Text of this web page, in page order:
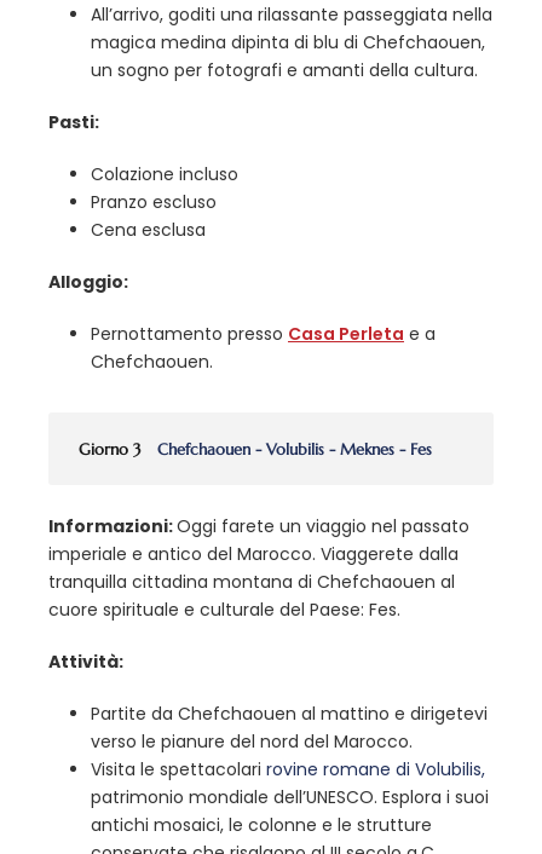
All’arrivo, goditi una rilassante passeggiata nella
magica medina dipinta di blu di Chefchaouen,
un sogno per fotografi e amanti della cultura.
Pasti:
Colazione incluso
Pranzo escluso
Cena esclusa
Alloggio:
Pernottamento presso Casa Perleta e a
Chefchaouen.
Giorno 3 Chefchaouen - Volubilis - Meknes - Fes
Informazioni:Oggi farete un viaggio nel passato
imperiale e antico del Marocco. Viaggerete dalla
tranquilla cittadina montana di Chefchaouen al
cuore spirituale e culturale del Paese: Fes.
Attività:
Partite da Chefchaouen al mattino e dirigetevi
verso le pianure del nord del Marocco.
Visita le spettacolari rovine romane di Volubilis,
patrimonio mondiale dell’UNESCO. Esplora i suoi
antichi mosaici, le colonne e le strutture